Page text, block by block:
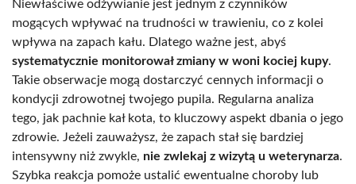
Niewłaściwe odżywianie jest jednym z czynników
mogących wpływać na trudności w trawieniu, co z kolei
wpływa na zapach kału. Dlatego ważne jest, abyś
systematycznie monitorował zmiany w woni kociej kupy.
Takie obserwacje mogą dostarczyć cennych informacji o
kondycji zdrowotnej twojego pupila. Regularna analiza
tego, jak pachnie kał kota, to kluczowy aspekt dbania o jego
zdrowie. Jeżeli zauważysz, że zapach stał się bardziej
intensywny niż zwykle, nie zwlekaj z wizytą u weterynarza.
Szybka reakcja pomoże ustalić ewentualne choroby lub